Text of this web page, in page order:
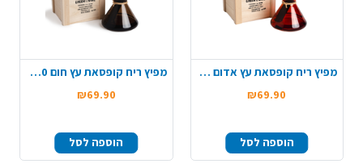
מפיץ ריח קופסאת עץ אדום 120 מ"ל
₪69.90
הוספה לסל
מפיץ ריח קופסאת עץ חום 120 מ"ל
₪69.90
הוספה לסל